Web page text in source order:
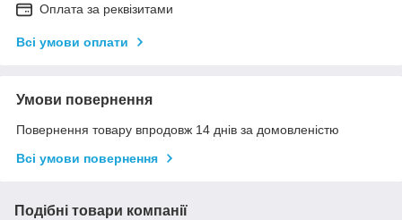
Оплата за реквізитами
Всі умови оплати
Умови повернення
Повернення товару впродовж 14 днів за домовленістю
Всі умови повернення
Подібні товари компанії